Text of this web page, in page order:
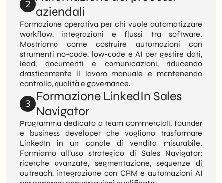
2 aziendali
Formazione operativa per chi vuole automatizzare
workflow, integrazioni e flussi tra software.
Mostriamo come costruire automazioni con
strumenti no-code, low-code e AI per gestire dati,
lead, documenti e comunicazioni, riducendo
drasticamente il lavoro manuale e mantenendo
controllo, qualità e governance.
3 Formazione LinkedIn Sales
Navigator
Programma dedicato a team commerciali, founder
e business developer che vogliono trasformare
LinkedIn in un canale di vendita misurabile.
Formiamo all’uso strategico di Sales Navigator:
ricerche avanzate, segmentazione, sequenze di
outreach, integrazione con CRM e automazioni AI